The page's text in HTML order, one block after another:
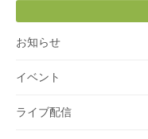
お知らせ
イベント
ライブ配信